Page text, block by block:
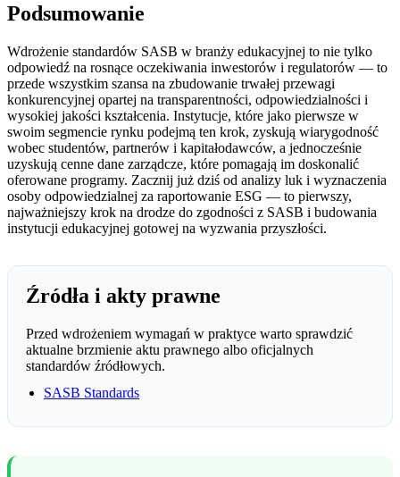
Podsumowanie
Wdrożenie standardów SASB w branży edukacyjnej to nie tylko
odpowiedź na rosnące oczekiwania inwestorów i regulatorów — to
przede wszystkim szansa na zbudowanie trwałej przewagi
konkurencyjnej opartej na transparentności, odpowiedzialności i
wysokiej jakości kształcenia. Instytucje, które jako pierwsze w
swoim segmencie rynku podejmą ten krok, zyskują wiarygodność
wobec studentów, partnerów i kapitałodawców, a jednocześnie
uzyskują cenne dane zarządcze, które pomagają im doskonalić
oferowane programy. Zacznij już dziś od analizy luk i wyznaczenia
osoby odpowiedzialnej za raportowanie ESG — to pierwszy,
najważniejszy krok na drodze do zgodności z SASB i budowania
instytucji edukacyjnej gotowej na wyzwania przyszłości.
Źródła i akty prawne
Przed wdrożeniem wymagań w praktyce warto sprawdzić
aktualne brzmienie aktu prawnego albo oficjalnych
standardów źródłowych.
SASB Standards